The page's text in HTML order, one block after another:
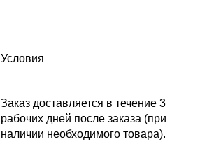
Условия
Заказ доставляется в течение 3
рабочих дней после заказа (при
наличии необходимого товара).